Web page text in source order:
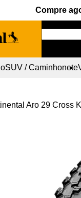
Compre
SUV / Caminhonete
Aro 29 Cross